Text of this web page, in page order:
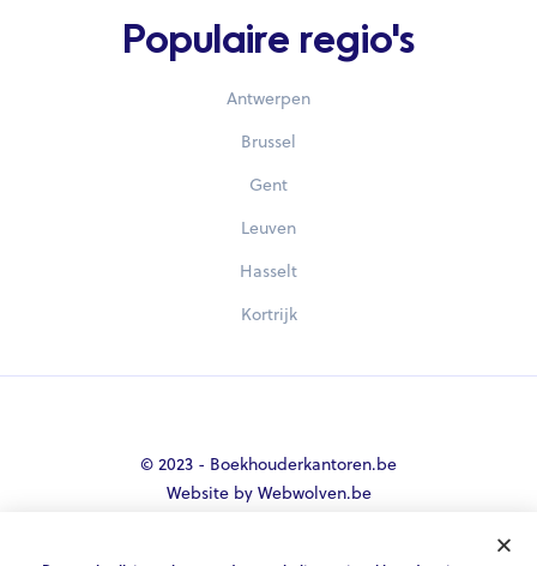
Populaire regio's
Antwerpen
Brussel
Gent
Leuven
Hasselt
Kortrijk
© 2023 - Boekhouderkantoren.be
Website by Webwolven.be